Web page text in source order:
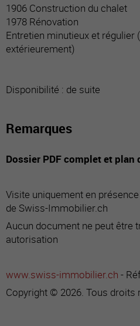
1906 Construction du chalet
1978 Rénovation
Entretien minutieux et régulier
extérieurement)
Disponibilité : de suite
Remarques
Dossier PDF complet et
Visite uniquement en
de Swiss-Immobilier.ch
Aucun document ne peut être
autorisation
www.swiss-immobilier.ch -
Copyright © 2026. Tous droits